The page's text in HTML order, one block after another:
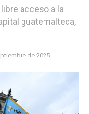
acceso a la
guatemalteca,
de 2025